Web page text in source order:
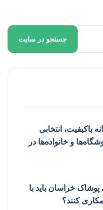
جستجو در سایت
باکیفیت، انتخابی
و خانواده‌ها در
خراسان باید با
کنند؟